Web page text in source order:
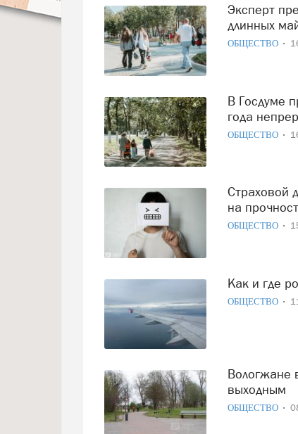
Эксперт предложил сократить январские каникулы ради
длинных
ОБЩЕСТВО
В Госдуме предлагают сделать выходные с 1 по 9 мая 2026
года
ОБЩЕСТВО
Страховой дайджест: как майские праздники проверяют
на
ОБЩЕСТВО
Как и где
ОБЩЕСТВО
Вологжане высказали свое отношение к длинным майским
выходным
ОБЩЕСТВО